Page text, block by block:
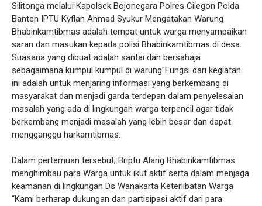
Silitonga melalui Kapolsek Bojonegara Polres Cilegon Polda
Banten IPTU Kyflan Ahmad Syukur Mengatakan Warung
Bhabinkamtibmas adalah tempat untuk warga menyampaikan
saran dan masukan kepada polisi Bhabinkamtibmas di desa.
Suasana yang dibuat adalah santai dan bersahaja
sebagaimana kumpul kumpul di warung"Fungsi dari kegiatan
ini adalah untuk menjaring informasi yang berkembang di
masyarakat dan menjadi garda terdepan dalam penyelesaian
masalah yang ada di lingkungan warga terpencil agar tidak
berkembang menjadi masalah yang lebih besar dan dapat
mengganggu harkamtibmas.
Dalam pertemuan tersebut, Briptu Alang Bhabinkamtibmas
menghimbau para Warga untuk ikut aktif serta dalam menjaga
keamanan di lingkungan Ds Wanakarta Keterlibatan Warga
“Kami berharap dukungan dan partisipasi aktif dari para